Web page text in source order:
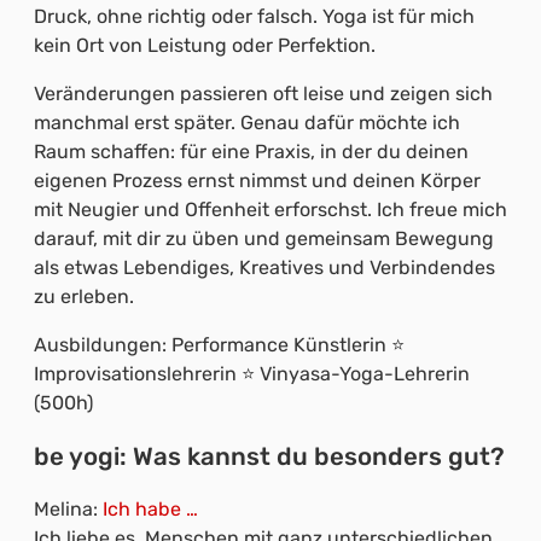
Druck, ohne richtig oder falsch. Yoga ist für mich
kein Ort von Leistung oder Perfektion.
Veränderungen passieren oft leise und zeigen sich
manchmal erst später. Genau dafür möchte ich
Raum schaffen: für eine Praxis, in der du deinen
eigenen Prozess ernst nimmst und deinen Körper
mit Neugier und Offenheit erforschst. Ich freue mich
darauf, mit dir zu üben und gemeinsam Bewegung
als etwas Lebendiges, Kreatives und Verbindendes
zu erleben.
Ausbildungen: Performance Künstlerin ⭐
Improvisationslehrerin ⭐ Vinyasa-Yoga-Lehrerin
(500h)
be yogi: Was kannst du besonders gut?
Melina: Ich habe …